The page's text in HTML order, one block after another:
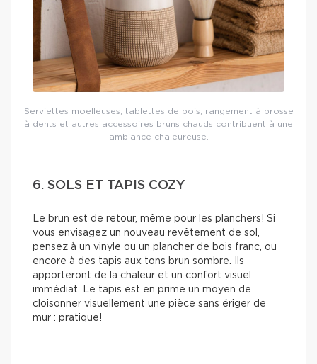
Serviettes moelleuses, tablettes de bois, rangement à brosse
à dents et autres accessoires bruns chauds contribuent à une
ambiance chaleureuse.
6. SOLS ET TAPIS COZY
Le brun est de retour, même pour les planchers! Si
vous envisagez un nouveau revêtement de sol,
pensez à un vinyle ou un plancher de bois franc, ou
encore à des tapis aux tons brun sombre. Ils
apporteront de la chaleur et un confort visuel
immédiat. Le tapis est en prime un moyen de
cloisonner visuellement une pièce sans ériger de
mur : pratique!